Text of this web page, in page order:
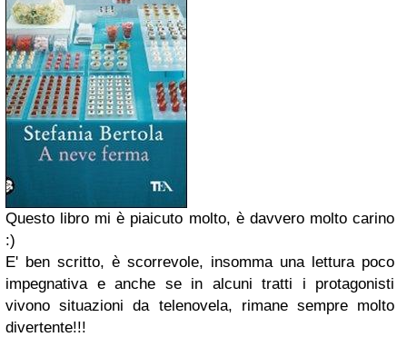
Questo libro mi è piaicuto molto, è davvero molto carino
:)
E' ben scritto, è scorrevole, insomma una lettura poco
impegnativa e anche se in alcuni tratti i protagonisti
vivono situazioni da telenovela, rimane sempre molto
divertente!!!